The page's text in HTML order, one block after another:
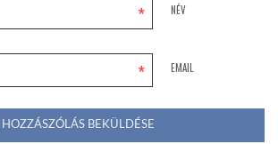
NÉV
*
EMAIL
*